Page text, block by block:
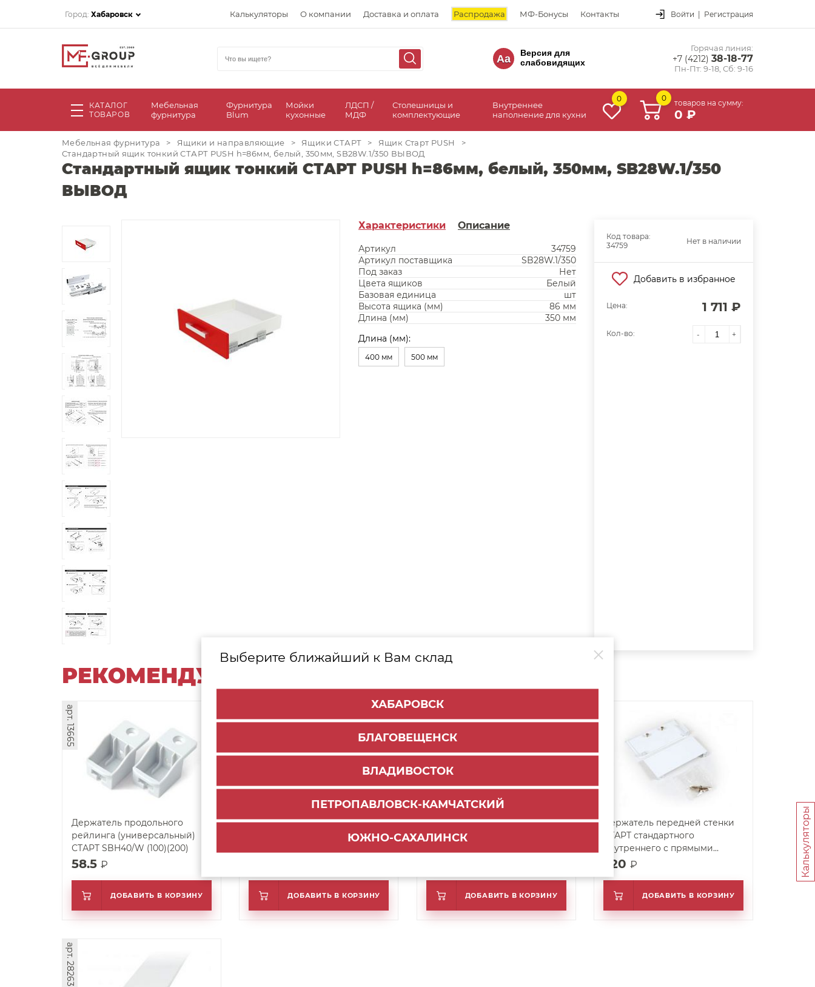
Город: Хабаровск Калькуляторы О компании Доставка и оплата Распродажа МФ-Бонусы Контакты Войти | Регистрация
Aa
Версия для
слабовидящих
Горячая линия:
+7 (4212) 38-18-77
Пн-Пт: 9-18, Сб: 9-16
КАТАЛОГ
ТОВАРОВ
Мебельная
фурнитура
Фурнитура
Blum
Мойки
кухонные
ЛДСП /
МДФ
Столешницы и
комплектующие
Внутреннее
наполнение для кухни
0 0
товаров на сумму:
0 ₽
Выберите ближайший к Вам склад
ХАБАРОВСК
БЛАГОВЕЩЕНСК
ВЛАДИВОСТОК
ПЕТРОПАВЛОВСК-КАМЧАТСКИЙ
ЮЖНО-САХАЛИНСК
Мебельная фурнитура > Ящики и направляющие > Ящики СТАРТ > Ящик Старт PUSH
>
Стандартный ящик тонкий СТАРТ PUSH h=86мм, белый, 350мм, SB28W.1/350 ВЫВОД
Стандартный ящик тонкий СТАРТ PUSH h=86мм, белый, 350мм, SB28W.1/350
ВЫВОД
Характеристики Описание
Артикул
34759
Артикул поставщика
SB28W.1/350
Под заказ
Нет
Цвета ящиков
Белый
Базовая единица
шт
Высота ящика (мм)
86 мм
Длина (мм)
350 мм
Длина (мм):
400 мм 500 мм
Код товара:
34759
Нет в наличии
Добавить в избранное
Цена: 1 711 ₽
Кол-во: - +
РЕКОМЕНДУЕМЫЕ
Держатель продольного
рейлинга (универсальный)
СТАРТ SBH40/W (100)(200)
арт. 13665
58.5 ₽
ДОБАВИТЬ В КОРЗИНУ
Продольный прямоугольный
арт. 13680
ДОБАВИТЬ В КОРЗИНУ
Трубка синхронизации для
СТАРТ ПУШ 1500мм (6)
арт. 37355
ДОБАВИТЬ В КОРЗИНУ
Держатель передней стенки
СТАРТ стандартного
внутреннего с прямыми
боковинами SBH63/W (SB18)
арт. 28258
520 ₽
ДОБАВИТЬ В КОРЗИНУ
арт. 28263
Калькуляторы